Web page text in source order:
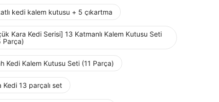
kedi kalem kutusu + 5 çıkartma
Kara Kedi Serisi] 13 Katmanlı Kalem Kutusu Seti
Parça)
Kedi Kalem Kutusu Seti (11 Parça)
Kedi 13 parçalı set